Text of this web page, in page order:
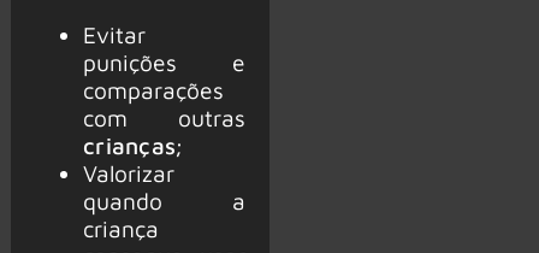
Evitar
punições e
comparações
com outras
crianças;
Valorizar
quando a
criança